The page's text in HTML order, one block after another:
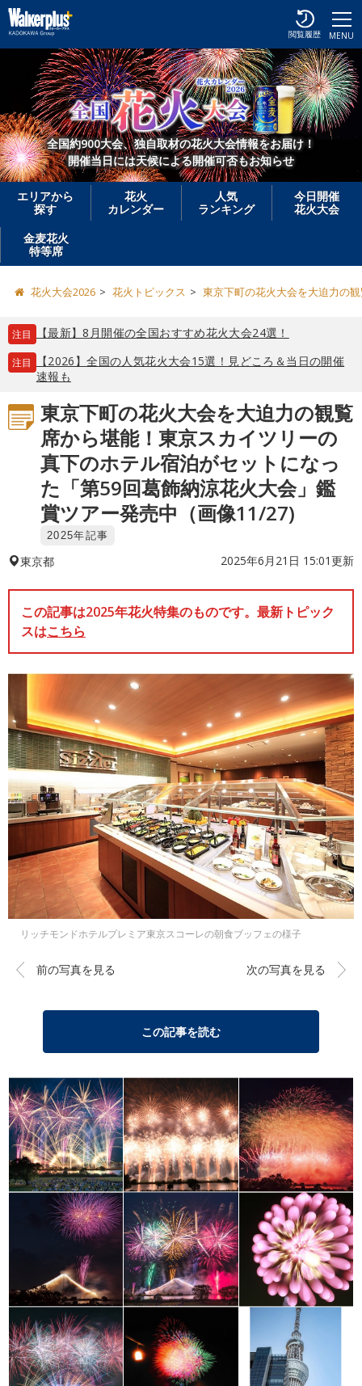
MENU
閲覧履歴
全国約900大会、独自取材の花火大会情報をお届け！
開催当日には天候による開催可否もお知らせ
エリアから
探す
花火
カレンダー
人気
ランキング
今日開催
花火大会
金麦花火
特等席
花火大会2026 花火トピックス 東京下町の花火大会を大迫力の
注目 【最新】8月開催の全国おすすめ花火大会24選！
注目
【2026】全国の人気花火大会15選！見どころ＆当日の開催
速報も
東京下町の花火大会を大迫力の観覧
席から堪能！東京スカイツリーの
真下のホテル宿泊がセットになっ
た「第59回葛飾納涼花火大会」鑑
賞ツアー発売中（画像11/27)
2025年記事
東京都 2025年6月21日 15:01更新
この記事は2025年花火特集のものです。最新トピック
スはこちら
リッチモンドホテルプレミア東京スコーレの朝食ブッフェの様子
前の写真を見る 次の写真を見る
この記事を読む